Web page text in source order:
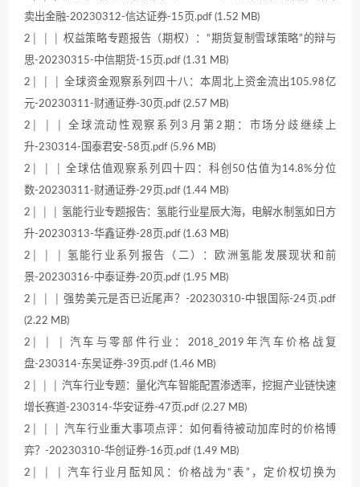
卖出金融-20230312-信达证券-15页.pdf (1.52 MB)
2│ │ │ 权益策略专题报告（期权）：“期货复制雪球策略”的辩与
思-20230315-中信期货-15页.pdf (1.31 MB)
2│ │ │ 全球资金观察系列四十八：本周北上资金流出105.98亿
元-20230311-财通证券-30页.pdf (2.57 MB)
2│ │ │ 全球流动性观察系列3月第2期：市场分歧继续上
升-230314-国泰君安-58页.pdf (5.96 MB)
2│ │ │ 全球估值观察系列四十四：科创50估值为14.8%分位
数-20230311-财通证券-29页.pdf (1.44 MB)
2│ │ │ 氢能行业专题报告：氢能行业星辰大海，电解水制氢如日方
升-20230313-华鑫证券-28页.pdf (1.63 MB)
2│ │ │ 氢能行业系列报告（二）：欧洲氢能发展现状和前
景-20230316-中泰证券-20页.pdf (1.95 MB)
2│ │ │ 强势美元是否已近尾声？-20230310-中银国际-24页.pdf
(2.22 MB)
2│ │ │ 汽车与零部件行业：2018_2019年汽车价格战复
盘-230314-东吴证券-39页.pdf (1.46 MB)
2│ │ │ 汽车行业专题：量化汽车智能配置渗透率，挖掘产业链快速
增长赛道-230314-华安证券-47页.pdf (2.27 MB)
2│ │ │ 汽车行业重大事项点评：如何看待被动加库时的价格博
弈？-20230310-华创证券-16页.pdf (1.49 MB)
2│ │ │ 汽车行业月酝知风：价格战为“表”，定价权切换为